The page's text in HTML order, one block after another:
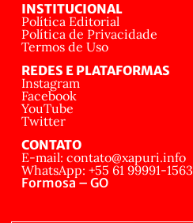
INSTITUCIONAL
Política Editorial
Política de Privacidade
Termos de Uso
REDES E PLATAFORMAS
Instagram
Facebook
YouTube
Twitter
CONTATO
E-mail: contato@xapuri.info
WhatsApp: +55 61 99991-1563
Formosa – GO